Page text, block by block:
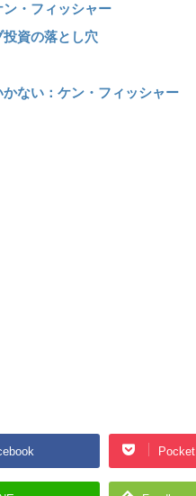
・フィッシャー
資の落とし穴
ない：ケン・フィッシャー
Pocket